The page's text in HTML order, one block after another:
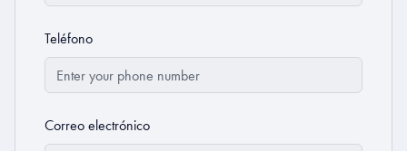
Teléfono
Correo electrónico